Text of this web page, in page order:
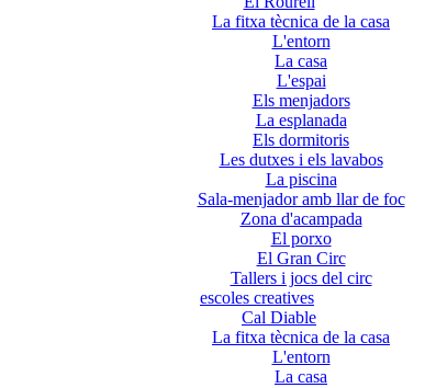
La fitxa tècnica de la casa
L'entorn
La casa
L'espai
Els menjadors
La esplanada
Els dormitoris
Les dutxes i els lavabos
La piscina
Sala-menjador amb llar de foc
Zona d'acampada
El porxo
El Gran Circ
Tallers i jocs del circ
escoles creatives
Cal Diable
La fitxa tècnica de la casa
L'entorn
La casa